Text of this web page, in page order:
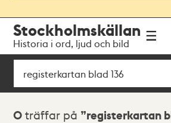
navigationen
huvudinnehållet
Stockholmskällan
Historia i ord, ljud och bild
Sök
Sökresultat
0 träffar på registerkartan